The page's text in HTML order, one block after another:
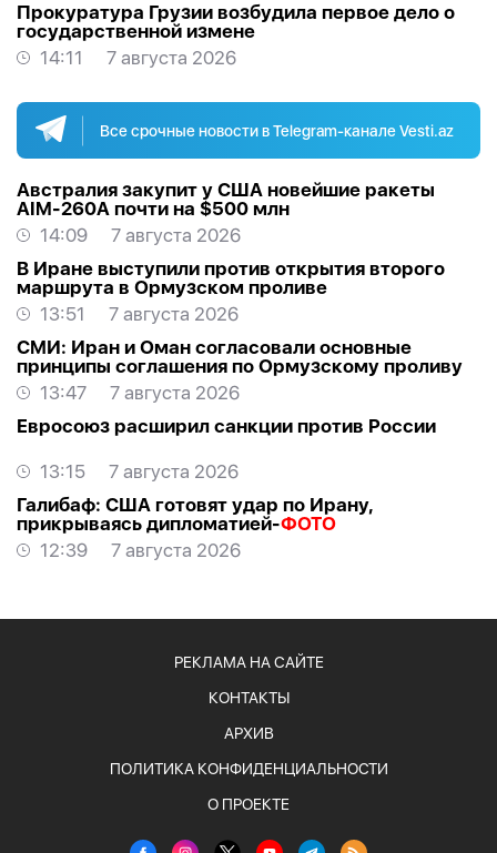
Прокуратура Грузии возбудила первое дело о
государственной измене
14:11
7 августа 2026
Все срочные новости в Telegram-канале Vesti.az
Австралия закупит у США новейшие ракеты
AIM-260A почти на $500 млн
14:09
7 августа 2026
В Иране выступили против открытия второго
маршрута в Ормузском проливе
13:51
7 августа 2026
СМИ: Иран и Оман согласовали основные
принципы соглашения по Ормузскому проливу
13:47
7 августа 2026
Евросоюз расширил санкции против России
13:15
7 августа 2026
Галибаф: США готовят удар по Ирану,
прикрываясь дипломатией-ФОТО
12:39
7 августа 2026
РЕКЛАМА НА САЙТЕ
КОНТАКТЫ
АРХИВ
ПОЛИТИКА КОНФИДЕНЦИАЛЬНОСТИ
О ПРОЕКТЕ